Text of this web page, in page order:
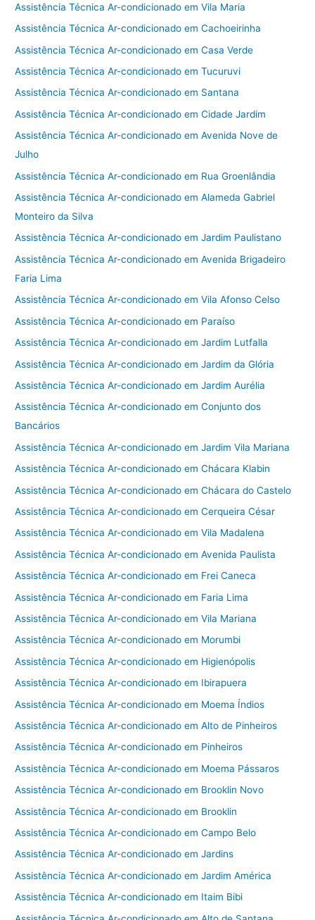
Assistência Técnica Ar-condicionado em Vila Maria
Assistência Técnica Ar-condicionado em Cachoeirinha
Assistência Técnica Ar-condicionado em Casa Verde
Assistência Técnica Ar-condicionado em Tucuruvi
Assistência Técnica Ar-condicionado em Santana
Assistência Técnica Ar-condicionado em Cidade Jardim
Assistência Técnica Ar-condicionado em Avenida Nove de
Julho
Assistência Técnica Ar-condicionado em Rua Groenlândia
Assistência Técnica Ar-condicionado em Alameda Gabriel
Monteiro da Silva
Assistência Técnica Ar-condicionado em Jardim Paulistano
Assistência Técnica Ar-condicionado em Avenida Brigadeiro
Faria Lima
Assistência Técnica Ar-condicionado em Vila Afonso Celso
Assistência Técnica Ar-condicionado em Paraíso
Assistência Técnica Ar-condicionado em Jardim Lutfalla
Assistência Técnica Ar-condicionado em Jardim da Glória
Assistência Técnica Ar-condicionado em Jardim Aurélia
Assistência Técnica Ar-condicionado em Conjunto dos
Bancários
Assistência Técnica Ar-condicionado em Jardim Vila Mariana
Assistência Técnica Ar-condicionado em Chácara Klabin
Assistência Técnica Ar-condicionado em Chácara do Castelo
Assistência Técnica Ar-condicionado em Cerqueira César
Assistência Técnica Ar-condicionado em Vila Madalena
Assistência Técnica Ar-condicionado em Avenida Paulista
Assistência Técnica Ar-condicionado em Frei Caneca
Assistência Técnica Ar-condicionado em Faria Lima
Assistência Técnica Ar-condicionado em Vila Mariana
Assistência Técnica Ar-condicionado em Morumbi
Assistência Técnica Ar-condicionado em Higienópolis
Assistência Técnica Ar-condicionado em Ibirapuera
Assistência Técnica Ar-condicionado em Moema Índios
Assistência Técnica Ar-condicionado em Alto de Pinheiros
Assistência Técnica Ar-condicionado em Pinheiros
Assistência Técnica Ar-condicionado em Moema Pássaros
Assistência Técnica Ar-condicionado em Brooklin Novo
Assistência Técnica Ar-condicionado em Brooklin
Assistência Técnica Ar-condicionado em Campo Belo
Assistência Técnica Ar-condicionado em Jardins
Assistência Técnica Ar-condicionado em Jardim América
Assistência Técnica Ar-condicionado em Itaim Bibi